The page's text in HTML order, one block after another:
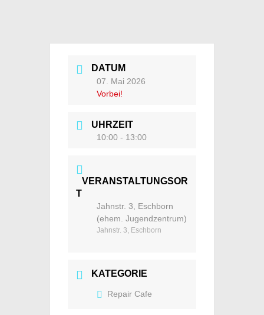
DATUM
07. Mai 2026
Vorbei!
UHRZEIT
10:00 - 13:00
VERANSTALTUNGSOR
T
Jahnstr. 3, Eschborn
(ehem. Jugendzentrum)
Jahnstr. 3, Eschborn
KATEGORIE
Repair Cafe